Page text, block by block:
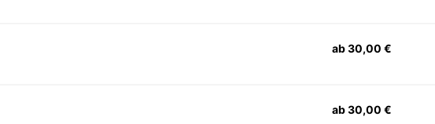
ab 30,00 €
ab 30,00 €